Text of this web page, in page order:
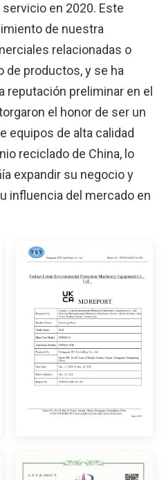
en 2020. Este
de nuestra
relacionadas o
de productos, y se ha
reputación preliminar en el
el honor de ser un
equipos de alta calidad
reciclado de China, lo
expandir su negocio y
influencia del mercado en